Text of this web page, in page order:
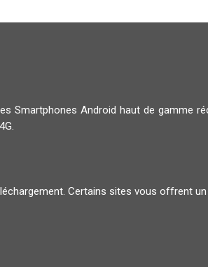
Android haut de gamme
Certains sites vous offrent